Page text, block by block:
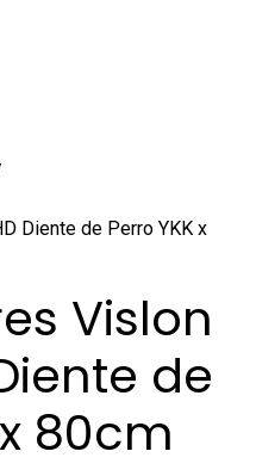
Diente de Perro YKK x
Vislon
de
80cm